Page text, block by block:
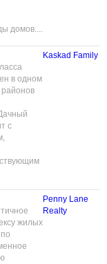
домов....
в одном
районов
с
Kaskad Family
жилых
Penny Lane
Realty